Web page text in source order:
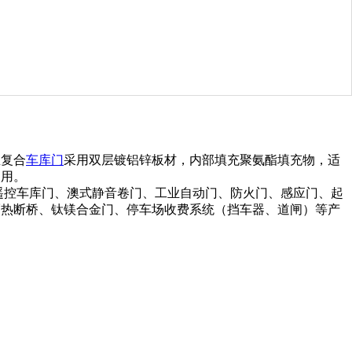
合车库门采用双层镀铝锌板材，内部填充聚氨酯填充物，适
。
车库门、澳式静音卷门、工业自动门、防火门、感应门、起
断桥、钛镁合金门、停车场收费系统（挡车器、道闸）等产